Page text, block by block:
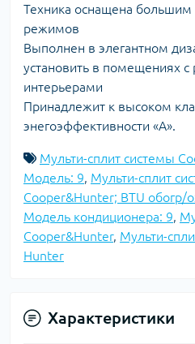
Техника оснащена
режимов
Выполнен в элегантном
установить в помещениях
интерьерами
Принадлежит к высоком
энегоэффективности «А».
Мульти-сплит системы
Модель: 9 Мульти-сплит
Cooper&Hunter; BTU обогр/
Модель кондиционера: 9
Cooper&Hunter, Мульти-
Hunter
Характеристики